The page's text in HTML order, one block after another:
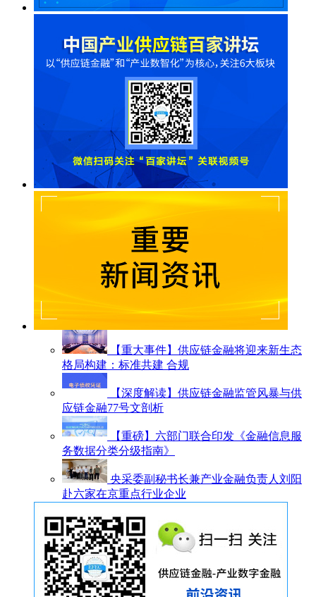
【重大事件】供应链金融将迎来新生态
格局构建：标准共建 合规
【深度解读】供应链金融监管风暴与供
应链金融77号文剖析
【重磅】六部门联合印发《金融信息服
务数据分类分级指南》
央采委副秘书长兼产业金融负责人刘阳
赴六家在京重点行业企业